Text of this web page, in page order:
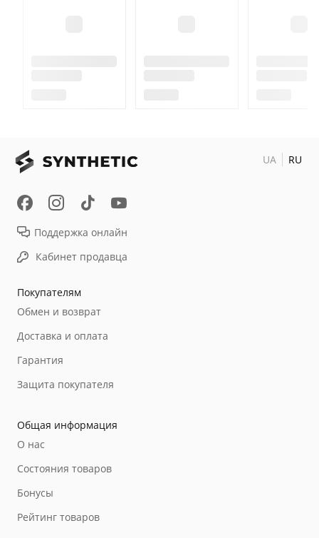
Покупателям
Обмен и возврат
Доставка и оплата
Гарантия
Защита покупателя
Общая информация
О нас
Состояния товаров
Бонусы
Рейтинг товаров
Поддержка онлайн
Кабинет продавца
UA RU